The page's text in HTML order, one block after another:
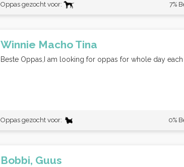
Oppas gezocht voor: 7%
Winnie Macho Tina
Beste Oppas,I am looking for oppas for whole day
Oppas gezocht voor: 0%
Bobbi, Guus